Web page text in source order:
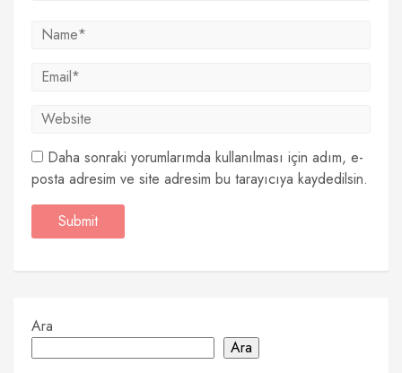
Daha sonraki yorumlarımda kullanılması için adım, e-
posta adresim ve site adresim bu tarayıcıya kaydedilsin.
Ara
Ara